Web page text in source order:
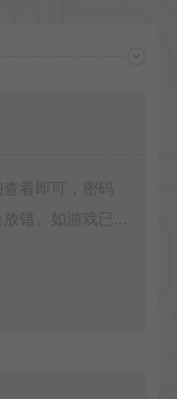
看即可，密码
错。如游戏已